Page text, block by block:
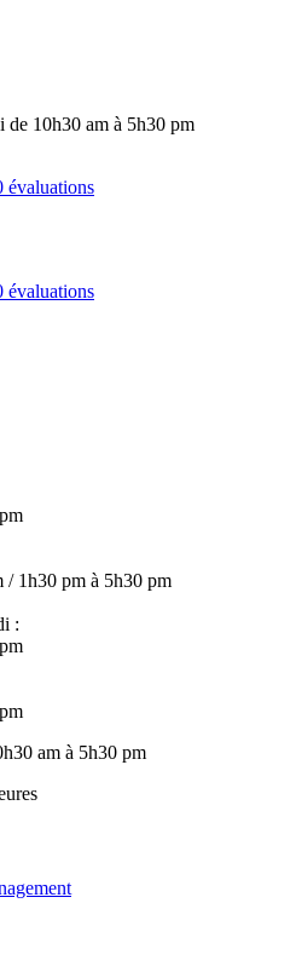
de 10h30 am à 5h30 pm
évaluations
évaluations
/ 1h30 pm à 5h30 pm
:
am à 5h30 pm